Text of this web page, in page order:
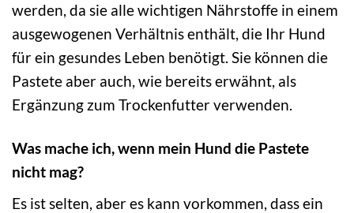
werden, da sie alle wichtigen Nährstoffe in einem
ausgewogenen Verhältnis enthält, die Ihr Hund
für ein gesundes Leben benötigt. Sie können die
Pastete aber auch, wie bereits erwähnt, als
Ergänzung zum Trockenfutter verwenden.
Was mache ich, wenn mein Hund die Pastete
nicht mag?
Es ist selten, aber es kann vorkommen, dass ein